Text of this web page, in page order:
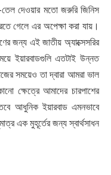
দেওয়ার মতো জরুরি জিনিস
গেলে এর অপেক্ষা করা যায়।
জন্য এই জাতীয় অ্যাক্সেসরির
ইয়ারবাডগুলি এতটাই উন্নত
সময়েও তা দ্বারা আমরা ভাল
ক্ষেত্রে আমাদের চারপাশের
আধুনিক ইয়ারবাড এমনভাবে
এক মুহূর্তের জন্য স্বার্থসাধন